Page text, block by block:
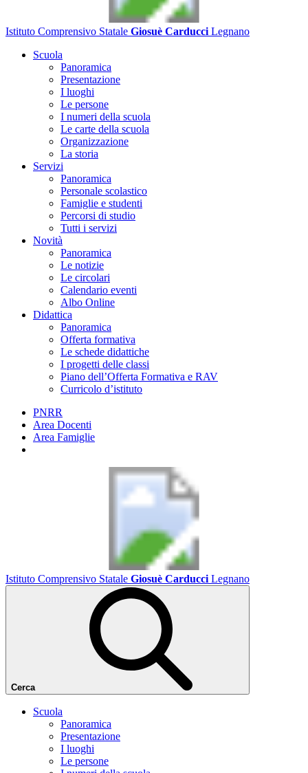
Istituto Comprensivo Statale Giosuè Carducci Legnano
Scuola
Panoramica
Presentazione
I luoghi
Le persone
I numeri della scuola
Le carte della scuola
Organizzazione
La storia
Servizi
Panoramica
Personale scolastico
Famiglie e studenti
Percorsi di studio
Tutti i servizi
Novità
Panoramica
Le notizie
Le circolari
Calendario eventi
Albo Online
Didattica
Panoramica
Offerta formativa
Le schede didattiche
I progetti delle classi
Piano dell’Offerta Formativa e RAV
Curricolo d’istituto
PNRR
Area Docenti
Area Famiglie
Istituto Comprensivo Statale Giosuè Carducci Legnano
Cerca
Scuola
Panoramica
Presentazione
I luoghi
Le persone